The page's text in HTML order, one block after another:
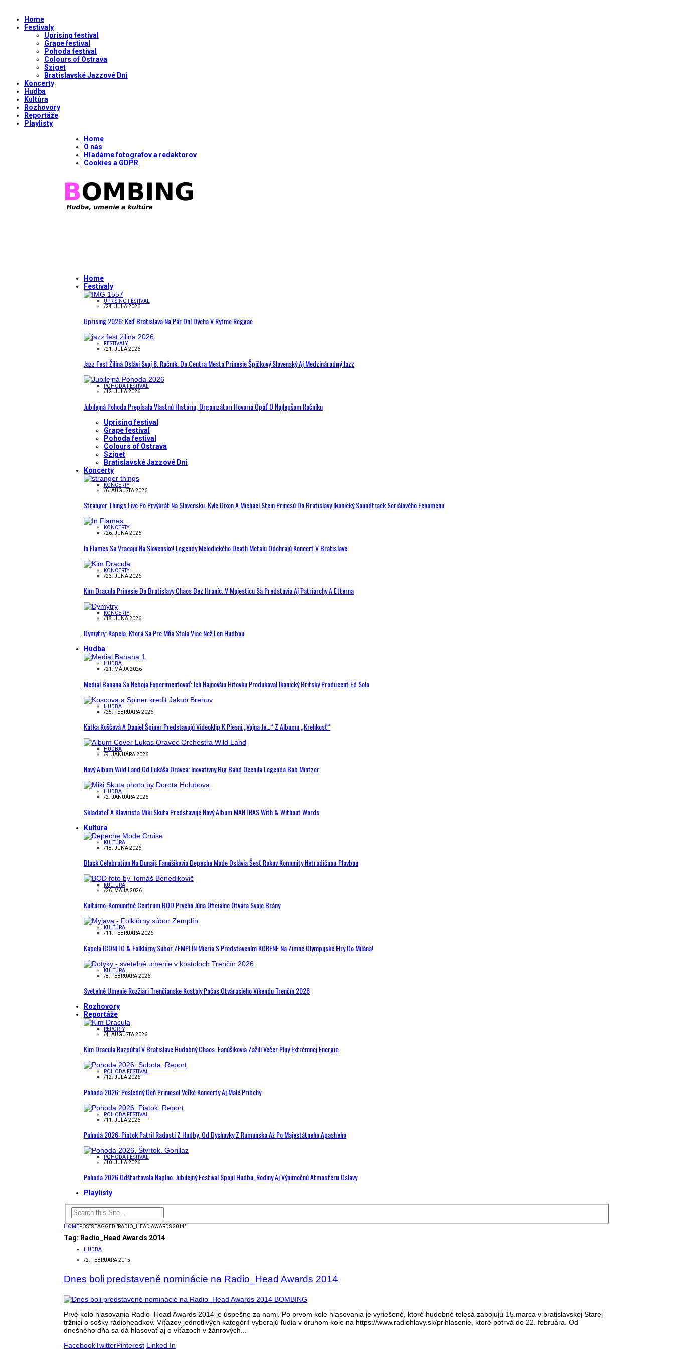
Home
Festivaly
Uprising festival
Grape festival
Pohoda festival
Colours of Ostrava
Sziget
Bratislavské Jazzové Dni
Koncerty
Hudba
Kultúra
Rozhovory
Reportáže
Playlisty
Home
O nás
Hľadáme fotografov a redaktorov
Cookies a GDPR
Home
Festivaly
UPRISING FESTIVAL
/24. JÚLA 2026
Uprising 2026: Keď Bratislava Na Pár Dní Dýcha V Rytme Reggae
FESTIVALY
/21. JÚLA 2026
Jazz Fest Žilina Oslávi Svoj 8. Ročník. Do Centra Mesta Prinesie Špičkový Slovenský Aj Medzinárodný Jazz
POHODA FESTIVAL
/12. JÚLA 2026
Jubilejná Pohoda Prepísala Vlastnú Históriu, Organizátori Hovoria Opäť O Najlepšom Ročníku
Uprising festival
Grape festival
Pohoda festival
Colours of Ostrava
Sziget
Bratislavské Jazzové Dni
Koncerty
KONCERTY
/6. AUGUSTA 2026
Stranger Things Live Po Prvýkrát Na Slovensku. Kyle Dixon A Michael Stein Prinesú Do Bratislavy Ikonický Soundtrack Seriálového Fenoménu
KONCERTY
/26. JÚNA 2026
In Flames Sa Vracajú Na Slovensko! Legendy Melodického Death Metalu Odohrajú Koncert V Bratislave
KONCERTY
/23. JÚNA 2026
Kim Dracula Prinesie Do Bratislavy Chaos Bez Hraníc. V Majesticu Sa Predstavia Aj Patriarchy A Etterna
KONCERTY
/18. JÚNA 2026
Dymytry: Kapela, Ktorá Sa Pre Mňa Stala Viac Než Len Hudbou
Hudba
HUDBA
/21. MÁJA 2026
Medial Banana Sa Neboja Experimentovať: Ich Najnovšiu Hitovku Produkoval Ikonický Britský Producent Ed Solo
HUDBA
/25. FEBRUÁRA 2026
Katka Koščová A Daniel Špiner Predstavujú Videoklip K Piesni „Vojna Je…“ Z Albumu „Krehkosť“
HUDBA
/9. JANUÁRA 2026
Nový Album Wild Land Od Lukáša Oravca: Inovatívny Big Band Ocenila Legenda Bob Mintzer
HUDBA
/2. JANUÁRA 2026
Skladateľ A Klavirista Miki Skuta Predstavuje Nový Album MANTRAS With & Without Words
Kultúra
KULTÚRA
/18. JÚNA 2026
Black Celebration Na Dunaji: Fanúšikovia Depeche Mode Oslávia Šesť Rokov Komunity Netradičnou Plavbou
KULTÚRA
/26. MÁJA 2026
Kultúrno-Komunitné Centrum BOD Prvého Júna Oficiálne Otvára Svoje Brány
KULTÚRA
/11. FEBRUÁRA 2026
Kapela ICONITO & Folklórny Súbor ZEMPLÍN Mieria S Predstavením KORENE Na Zimné Olympijské Hry Do Milána!
KULTÚRA
/8. FEBRUÁRA 2026
Svetelné Umenie Rozžiari Trenčianske Kostoly Počas Otváracieho Víkendu Trenčín 2026
Rozhovory
Reportáže
REPORTY
/4. AUGUSTA 2026
Kim Dracula Rozpútal V Bratislave Hudobný Chaos. Fanúšikovia Zažili Večer Plný Extrémnej Energie
POHODA FESTIVAL
/12. JÚLA 2026
Pohoda 2026: Posledný Deň Priniesol Veľké Koncerty Aj Malé Príbehy
POHODA FESTIVAL
/11. JÚLA 2026
Pohoda 2026: Piatok Patril Radosti Z Hudby. Od Dychovky Z Rumunska Až Po Majestátneho Apasheho
POHODA FESTIVAL
/10. JÚLA 2026
Pohoda 2026 Odštartovala Naplno. Jubilejný Festival Spojil Hudbu, Rodiny Aj Výnimočnú Atmosféru Oslavy
Playlisty
HOMEPOSTS TAGGED "RADIO_HEAD AWARDS 2014"
Tag: Radio_Head Awards 2014
HUDBA
/2. FEBRUÁRA 2015
Dnes boli predstavené nominácie na Radio_Head Awards 2014
Prvé kolo hlasovania Radio_Head Awards 2014 je úspešne za nami. Po prvom kole hlasovania je vyriešené, ktoré hudobné telesá zabojujú 15.marca v bratislavskej Starej
tržnici o sošky rádioheadkov. Víťazov jednotlivých kategórií vyberajú ľudia v druhom kole na https://www.radiohlavy.sk/prihlasenie, ktoré potrvá do 22. februára. Od
dnešného dňa sa dá hlasovať aj o víťazoch v žánrových...
FacebookTwitterPinterest Linked In